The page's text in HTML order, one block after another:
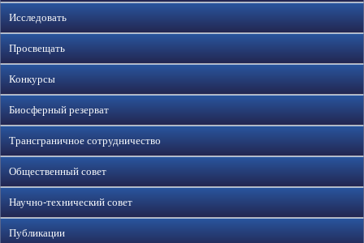
Исследовать
Просвещать
Конкурсы
Биосферный резерват
Трансграничное сотрудничество
Общественный совет
Научно-технический совет
Публикации